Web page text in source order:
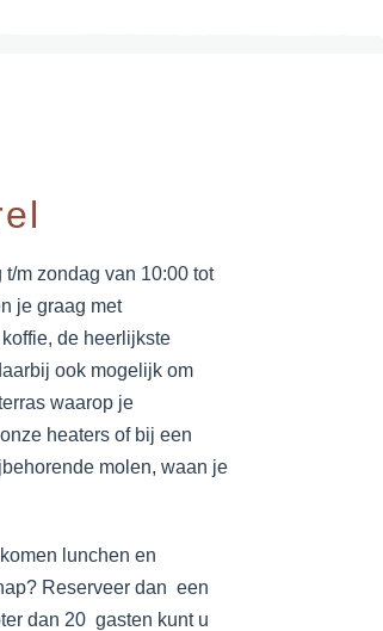
m zondag van 10:00 tot
je graag met
de heerlijkste
ook mogelijk om
waarop je
heaters of bij een
molen, waan je
lunchen en
Reserveer dan een
dan 20 gasten kunt u